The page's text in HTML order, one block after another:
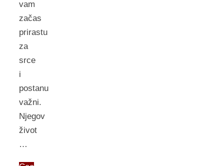
vam
začas
prirastu
za
srce
i
postanu
važni.
Njegov
život
…